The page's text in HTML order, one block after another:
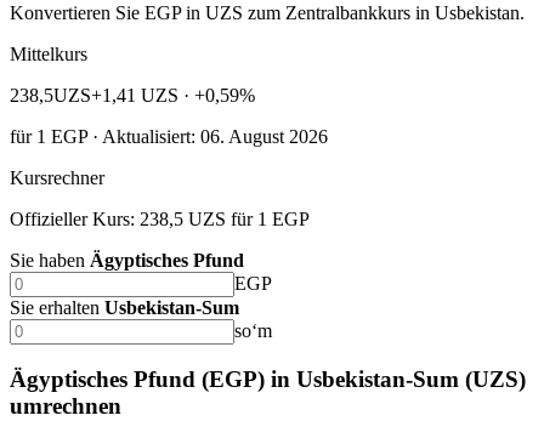
Konvertieren Sie EGP in UZS zum Zentralbankkurs in Usbekistan.
Mittelkurs
238,5UZS+1,41 UZS · +0,59%
für1 EGP· Aktualisiert: 06. August 2026
Kursrechner
Offizieller Kurs: 238,5 UZS für 1 EGP
Sie haben Ägyptisches Pfund
EGP
Sie erhalten Usbekistan-Sum
soʻm
Ägyptisches Pfund (EGP) in Usbekistan-Sum (UZS)
umrechnen